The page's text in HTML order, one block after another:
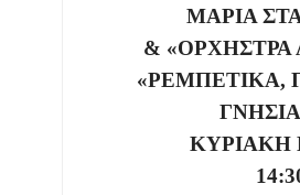
ΜΑΡΙΑ
& «ΟΡΧΗΣΤΡΑ
«ΡΕΜΠΕΤΙΚΑ,
ΚΥΡΙΑΚΗ